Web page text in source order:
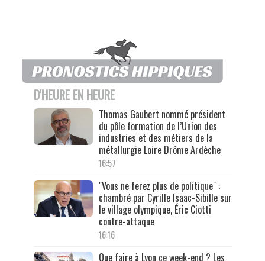
D'HEURE EN HEURE
Thomas Gaubert nommé président
du pôle formation de l’Union des
industries et des métiers de la
métallurgie Loire Drôme Ardèche
16:57
"Vous ne ferez plus de politique" :
chambré par Cyrille Isaac-Sibille sur
le village olympique, Éric Ciotti
contre-attaque
16:16
Que faire à Lyon ce week-end ? Les